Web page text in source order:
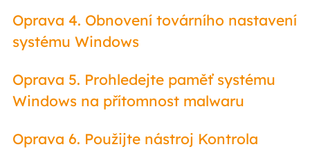
Oprava 4. Obnovení továrního nastavení
systému Windows
Oprava 5. Prohledejte paměť systému
Windows na přítomnost malwaru
Oprava 6. Použijte nástroj Kontrola